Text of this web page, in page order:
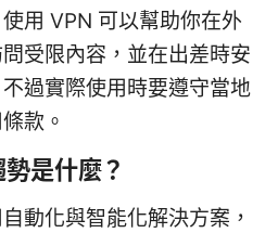
用 VPN 可以幫助你在外
受限內容，並在出差時安
過實際使用時要遵守當地
款。
是什麼？
動化與智能化解決方案，